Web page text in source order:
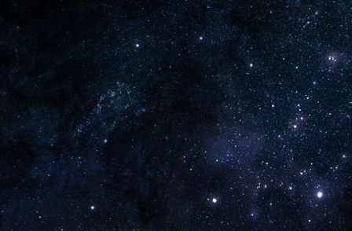
Plus de 2800 critiques de films